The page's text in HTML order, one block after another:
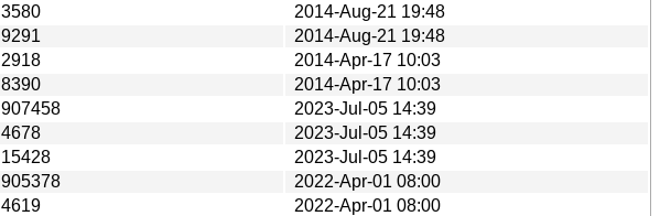
3580
2014-Aug-21 19:48
9291
2014-Aug-21 19:48
2918
2014-Apr-17 10:03
8390
2014-Apr-17 10:03
907458
2023-Jul-05 14:39
4678
2023-Jul-05 14:39
15428
2023-Jul-05 14:39
905378
2022-Apr-01 08:00
4619
2022-Apr-01 08:00